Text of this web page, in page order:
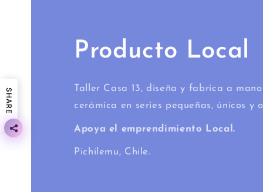
Producto Local
Taller Casa 13, diseña y fabrica a
cerámica en series pequeñas, únicos y
Apoya el emprendimiento Local.
Pichilemu, Chile.
SHARE